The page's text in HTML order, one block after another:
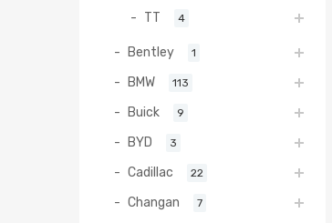
TT 4
Bentley 1
BMW 113
Buick 9
BYD 3
Cadillac 22
Changan 7